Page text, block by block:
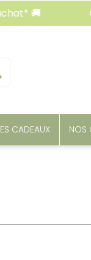
🚚 Frais
CADEAUX NOS